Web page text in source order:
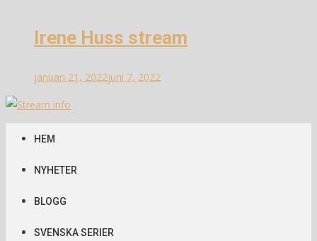
Irene Huss stream
januari 21, 2022juni 7, 2022
Stream info
Information om streams
HEM
NYHETER
BLOGG
SVENSKA SERIER